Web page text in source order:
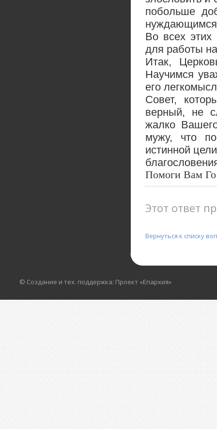
побольше
Во всех этих
для работы
Итак,
Научимся
его
Совет,
верный, не
жалко
мужу, что
истинной
Помоги Вам
Этот ответ
Вернуться к списку
© Создание и тех. поддержка: Проект «Епархия»